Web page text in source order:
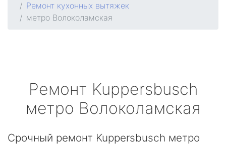
Ремонт кухонных вытяжек
метро Волоколамская
Ремонт Kuppersbusch
метро Волоколамская
Срочный ремонт Kuppersbusch метро